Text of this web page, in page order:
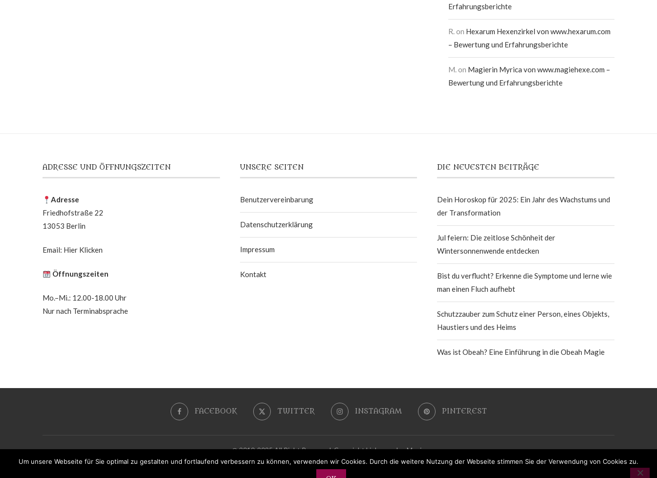
Erfahrungsberichte
R.on Hexarum Hexenzirkel von www.hexarum.com
– Bewertung und Erfahrungsberichte
M.on Magierin Myrica von www.magiehexe.com –
Bewertung und Erfahrungsberichte
ADRESSE UND ÖFFNUNGSZEITEN
Adresse
Friedhofstraße 22
13053 Berlin
Email: Hier Klicken
Öffnungszeiten
Mo.–Mi.: 12.00-18.00 Uhr
Nur nach Terminabsprache
UNSERE SEITEN
Benutzervereinbarung
Datenschutzerklärung
Impressum
Kontakt
DIE NEUESTEN BEITRÄGE
Dein Horoskop für 2025: Ein Jahr des Wachstums und
der Transformation
Jul feiern: Die zeitlose Schönheit der
Wintersonnenwende entdecken
Bist du verflucht? Erkenne die Symptome und lerne wie
man einen Fluch aufhebt
Schutzzauber zum Schutz einer Person, eines Objekts,
Haustiers und des Heims
Was ist Obeah? Eine Einführung in die Obeah Magie
FACEBOOK TWITTER INSTAGRAM PINTEREST
@ 2010-2025 All Right Reserved. Copyright LiebeszauberMagie
Um unsere Webseite für Sie optimal zu gestalten und fortlaufend verbessern zu können, verwenden wir Cookies. Durch die weitere Nutzung der Webseite stimmen Sie der Verwendung von Cookies zu.